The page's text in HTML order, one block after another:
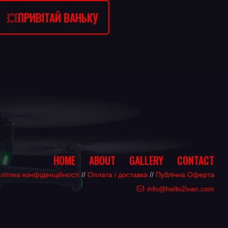
💥ПРИВІТАЙ ВАНЬКУ
HOME ABOUT GALLERY CONTACT
конфіденційності // Оплата і доставка // Публічна Оферта
info@hello2ivan.com